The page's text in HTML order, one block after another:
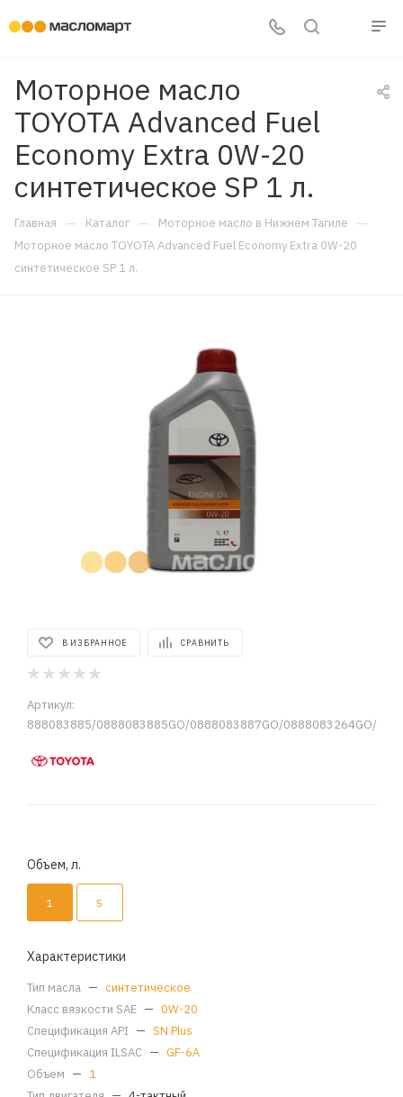
Моторное масло
TOYOTA Advanced Fuel
Economy Extra 0W-20
синтетическое SP 1 л.
Главная — Каталог — Моторное масло в Нижнем Тагиле —
Моторное масло TOYOTA Advanced Fuel Economy Extra 0W-20
синтетическое SP 1 л.
В ИЗБРАННОЕ СРАВНИТЬ
Артикул:
888083885/0888083885GO/0888083887GO/0888083264GO/
Объем, л.
1 5
Характеристики
Тип масла — синтетическое
Класс вязкости SAE — 0W-20
Спецификация API — SN Plus
Спецификация ILSAC — GF-6A
Объем — 1